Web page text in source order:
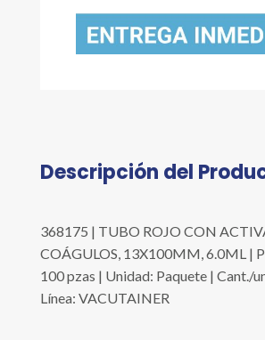
Descripción del
368175 | TUBO ROJO CON
COÁGULOS, 13X100MM, 6.0ML |
100 pzas | Unidad: Paquete | Cant./
Línea: VACUTAINER